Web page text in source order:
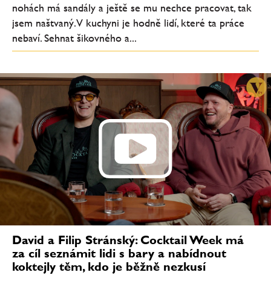
nohách má sandály a ještě se mu nechce pracovat, tak
jsem naštvaný. V kuchyni je hodně lidí, které ta práce
nebaví. Sehnat šikovného a...
David a Filip Stránský: Cocktail Week má
za cíl seznámit lidi s bary a nabídnout
koktejly těm, kdo je běžně nezkusí